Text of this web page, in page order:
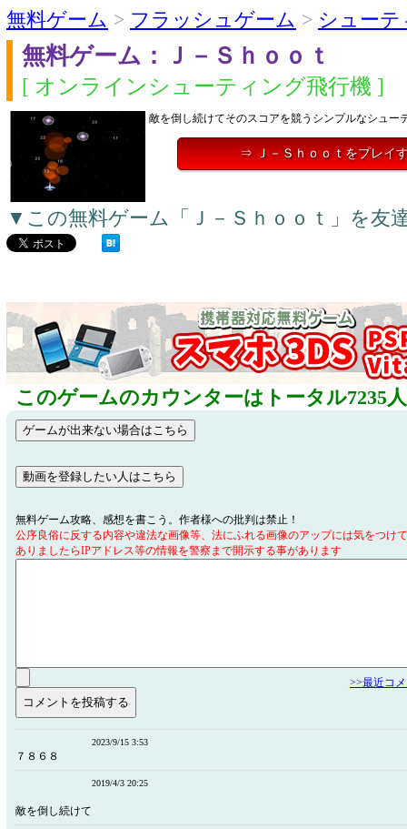
無料ゲーム > フラッシュゲーム > シューテ
無料ゲーム：Ｊ－Ｓｈｏｏｔ
[ オンラインシューティング飛行機 ]
敵を倒し続けてそのスコアを競うシンプルなシュー
⇒ Ｊ－Ｓｈｏｏｔをプレイ
▼この無料ゲーム「Ｊ－Ｓｈｏｏｔ」を友
このゲームのカウンターはトータル7235
無料ゲーム攻略、感想を書こう。作者様への批判は禁止！
公序良俗に反する内容や違法な画像等、法にふれる画像のアップには気をつけ
ありましたらIPアドレス等の情報を警察まで開示する事があります
>>最近コ
2023/9/15 3:53
７８６８
2019/4/3 20:25
敵を倒し続けて